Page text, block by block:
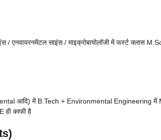
/ एनवायरनमेंटल साइंस / माइक्रोबायोलॉजी में फर्स्ट क्लास
आदि) में B.Tech + Environmental Engineering में
ही काफी है